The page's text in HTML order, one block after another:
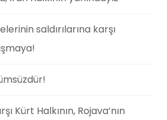
saldırılarına karşı
Kürt Halkının, Rojava’nın